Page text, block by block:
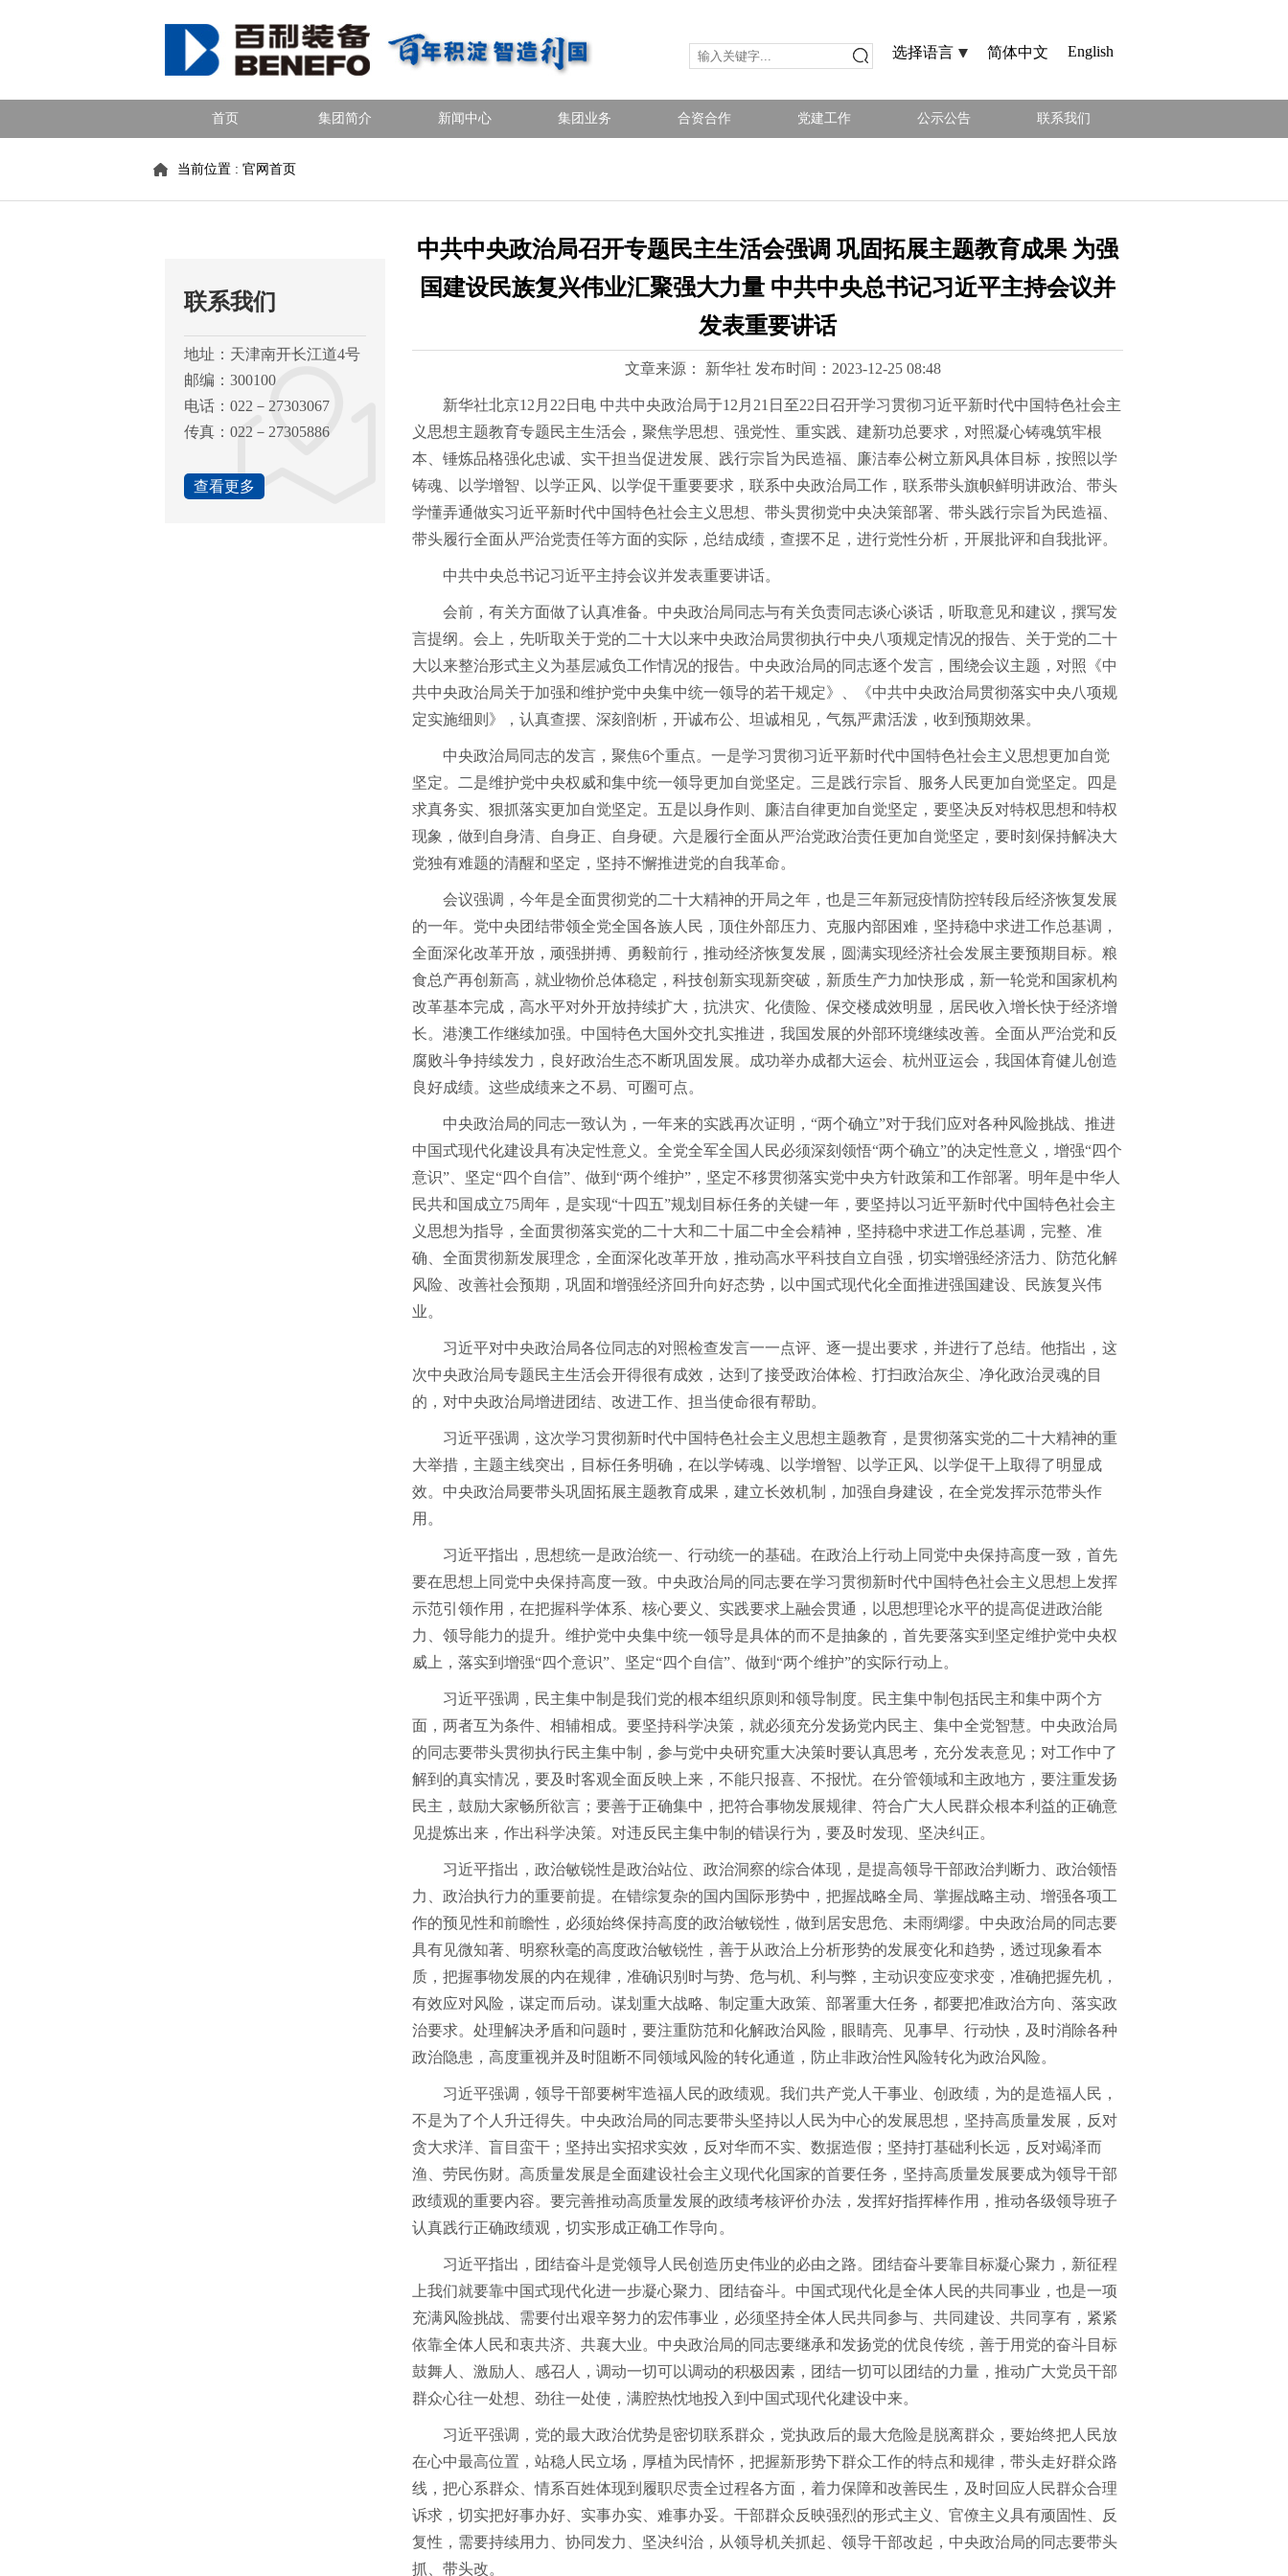
选择语言 简体中文 English
首页 集团简介 新闻中心 集团业务 合资合作 党建工作 公示公告 联系我们
当前位置 : 官网首页
联系我们
地址：天津南开长江道4号
邮编：300100
电话：022－27303067
传真：022－27305886
查看更多
中共中央政治局召开专题民主生活会强调 巩固拓展主题教育成果 为强
国建设民族复兴伟业汇聚强大力量 中共中央总书记习近平主持会议并
发表重要讲话
文章来源： 新华社 发布时间：2023-12-25 08:48
新华社北京12月22日电 中共中央政治局于12月21日至22日召开学习贯彻习近平新时代中国特色社会主
义思想主题教育专题民主生活会，聚焦学思想、强党性、重实践、建新功总要求，对照凝心铸魂筑牢根
本、锤炼品格强化忠诚、实干担当促进发展、践行宗旨为民造福、廉洁奉公树立新风具体目标，按照以学
铸魂、以学增智、以学正风、以学促干重要要求，联系中央政治局工作，联系带头旗帜鲜明讲政治、带头
学懂弄通做实习近平新时代中国特色社会主义思想、带头贯彻党中央决策部署、带头践行宗旨为民造福、
带头履行全面从严治党责任等方面的实际，总结成绩，查摆不足，进行党性分析，开展批评和自我批评。
中共中央总书记习近平主持会议并发表重要讲话。
会前，有关方面做了认真准备。中央政治局同志与有关负责同志谈心谈话，听取意见和建议，撰写发
言提纲。会上，先听取关于党的二十大以来中央政治局贯彻执行中央八项规定情况的报告、关于党的二十
大以来整治形式主义为基层减负工作情况的报告。中央政治局的同志逐个发言，围绕会议主题，对照《中
共中央政治局关于加强和维护党中央集中统一领导的若干规定》、《中共中央政治局贯彻落实中央八项规
定实施细则》，认真查摆、深刻剖析，开诚布公、坦诚相见，气氛严肃活泼，收到预期效果。
中央政治局同志的发言，聚焦6个重点。一是学习贯彻习近平新时代中国特色社会主义思想更加自觉
坚定。二是维护党中央权威和集中统一领导更加自觉坚定。三是践行宗旨、服务人民更加自觉坚定。四是
求真务实、狠抓落实更加自觉坚定。五是以身作则、廉洁自律更加自觉坚定，要坚决反对特权思想和特权
现象，做到自身清、自身正、自身硬。六是履行全面从严治党政治责任更加自觉坚定，要时刻保持解决大
党独有难题的清醒和坚定，坚持不懈推进党的自我革命。
会议强调，今年是全面贯彻党的二十大精神的开局之年，也是三年新冠疫情防控转段后经济恢复发展
的一年。党中央团结带领全党全国各族人民，顶住外部压力、克服内部困难，坚持稳中求进工作总基调，
全面深化改革开放，顽强拼搏、勇毅前行，推动经济恢复发展，圆满实现经济社会发展主要预期目标。粮
食总产再创新高，就业物价总体稳定，科技创新实现新突破，新质生产力加快形成，新一轮党和国家机构
改革基本完成，高水平对外开放持续扩大，抗洪灾、化债险、保交楼成效明显，居民收入增长快于经济增
长。港澳工作继续加强。中国特色大国外交扎实推进，我国发展的外部环境继续改善。全面从严治党和反
腐败斗争持续发力，良好政治生态不断巩固发展。成功举办成都大运会、杭州亚运会，我国体育健儿创造
良好成绩。这些成绩来之不易、可圈可点。
中央政治局的同志一致认为，一年来的实践再次证明，“两个确立”对于我们应对各种风险挑战、推进
中国式现代化建设具有决定性意义。全党全军全国人民必须深刻领悟“两个确立”的决定性意义，增强“四个
意识”、坚定“四个自信”、做到“两个维护”，坚定不移贯彻落实党中央方针政策和工作部署。明年是中华人
民共和国成立75周年，是实现“十四五”规划目标任务的关键一年，要坚持以习近平新时代中国特色社会主
义思想为指导，全面贯彻落实党的二十大和二十届二中全会精神，坚持稳中求进工作总基调，完整、准
确、全面贯彻新发展理念，全面深化改革开放，推动高水平科技自立自强，切实增强经济活力、防范化解
风险、改善社会预期，巩固和增强经济回升向好态势，以中国式现代化全面推进强国建设、民族复兴伟
业。
习近平对中央政治局各位同志的对照检查发言一一点评、逐一提出要求，并进行了总结。他指出，这
次中央政治局专题民主生活会开得很有成效，达到了接受政治体检、打扫政治灰尘、净化政治灵魂的目
的，对中央政治局增进团结、改进工作、担当使命很有帮助。
习近平强调，这次学习贯彻新时代中国特色社会主义思想主题教育，是贯彻落实党的二十大精神的重
大举措，主题主线突出，目标任务明确，在以学铸魂、以学增智、以学正风、以学促干上取得了明显成
效。中央政治局要带头巩固拓展主题教育成果，建立长效机制，加强自身建设，在全党发挥示范带头作
用。
习近平指出，思想统一是政治统一、行动统一的基础。在政治上行动上同党中央保持高度一致，首先
要在思想上同党中央保持高度一致。中央政治局的同志要在学习贯彻新时代中国特色社会主义思想上发挥
示范引领作用，在把握科学体系、核心要义、实践要求上融会贯通，以思想理论水平的提高促进政治能
力、领导能力的提升。维护党中央集中统一领导是具体的而不是抽象的，首先要落实到坚定维护党中央权
威上，落实到增强“四个意识”、坚定“四个自信”、做到“两个维护”的实际行动上。
习近平强调，民主集中制是我们党的根本组织原则和领导制度。民主集中制包括民主和集中两个方
面，两者互为条件、相辅相成。要坚持科学决策，就必须充分发扬党内民主、集中全党智慧。中央政治局
的同志要带头贯彻执行民主集中制，参与党中央研究重大决策时要认真思考，充分发表意见；对工作中了
解到的真实情况，要及时客观全面反映上来，不能只报喜、不报忧。在分管领域和主政地方，要注重发扬
民主，鼓励大家畅所欲言；要善于正确集中，把符合事物发展规律、符合广大人民群众根本利益的正确意
见提炼出来，作出科学决策。对违反民主集中制的错误行为，要及时发现、坚决纠正。
习近平指出，政治敏锐性是政治站位、政治洞察的综合体现，是提高领导干部政治判断力、政治领悟
力、政治执行力的重要前提。在错综复杂的国内国际形势中，把握战略全局、掌握战略主动、增强各项工
作的预见性和前瞻性，必须始终保持高度的政治敏锐性，做到居安思危、未雨绸缪。中央政治局的同志要
具有见微知著、明察秋毫的高度政治敏锐性，善于从政治上分析形势的发展变化和趋势，透过现象看本
质，把握事物发展的内在规律，准确识别时与势、危与机、利与弊，主动识变应变求变，准确把握先机，
有效应对风险，谋定而后动。谋划重大战略、制定重大政策、部署重大任务，都要把准政治方向、落实政
治要求。处理解决矛盾和问题时，要注重防范和化解政治风险，眼睛亮、见事早、行动快，及时消除各种
政治隐患，高度重视并及时阻断不同领域风险的转化通道，防止非政治性风险转化为政治风险。
习近平强调，领导干部要树牢造福人民的政绩观。我们共产党人干事业、创政绩，为的是造福人民，
不是为了个人升迁得失。中央政治局的同志要带头坚持以人民为中心的发展思想，坚持高质量发展，反对
贪大求洋、盲目蛮干；坚持出实招求实效，反对华而不实、数据造假；坚持打基础利长远，反对竭泽而
渔、劳民伤财。高质量发展是全面建设社会主义现代化国家的首要任务，坚持高质量发展要成为领导干部
政绩观的重要内容。要完善推动高质量发展的政绩考核评价办法，发挥好指挥棒作用，推动各级领导班子
认真践行正确政绩观，切实形成正确工作导向。
习近平指出，团结奋斗是党领导人民创造历史伟业的必由之路。团结奋斗要靠目标凝心聚力，新征程
上我们就要靠中国式现代化进一步凝心聚力、团结奋斗。中国式现代化是全体人民的共同事业，也是一项
充满风险挑战、需要付出艰辛努力的宏伟事业，必须坚持全体人民共同参与、共同建设、共同享有，紧紧
依靠全体人民和衷共济、共襄大业。中央政治局的同志要继承和发扬党的优良传统，善于用党的奋斗目标
鼓舞人、激励人、感召人，调动一切可以调动的积极因素，团结一切可以团结的力量，推动广大党员干部
群众心往一处想、劲往一处使，满腔热忱地投入到中国式现代化建设中来。
习近平强调，党的最大政治优势是密切联系群众，党执政后的最大危险是脱离群众，要始终把人民放
在心中最高位置，站稳人民立场，厚植为民情怀，把握新形势下群众工作的特点和规律，带头走好群众路
线，把心系群众、情系百姓体现到履职尽责全过程各方面，着力保障和改善民生，及时回应人民群众合理
诉求，切实把好事办好、实事办实、难事办妥。干部群众反映强烈的形式主义、官僚主义具有顽固性、反
复性，需要持续用力、协同发力、坚决纠治，从领导机关抓起、领导干部改起，中央政治局的同志要带头
抓、带头改。